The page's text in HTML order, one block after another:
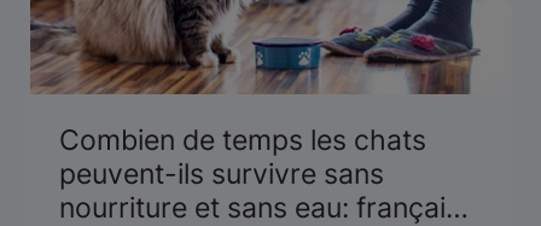
Combien de temps les chats
peuvent-ils survivre sans
nourriture et sans eau: français